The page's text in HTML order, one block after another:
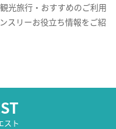
光旅行・おすすめのご利用
スリーお役立ち情報をご紹
スト